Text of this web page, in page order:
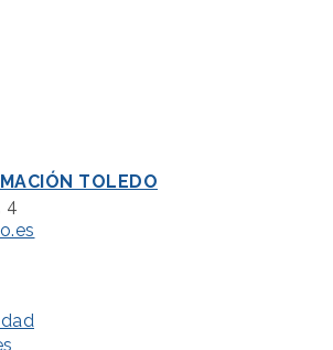
TOLEDO
4